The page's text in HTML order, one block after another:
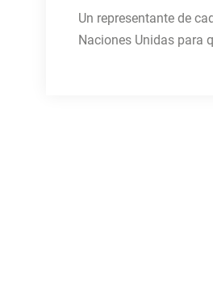
Un representante de
Naciones Unidas para